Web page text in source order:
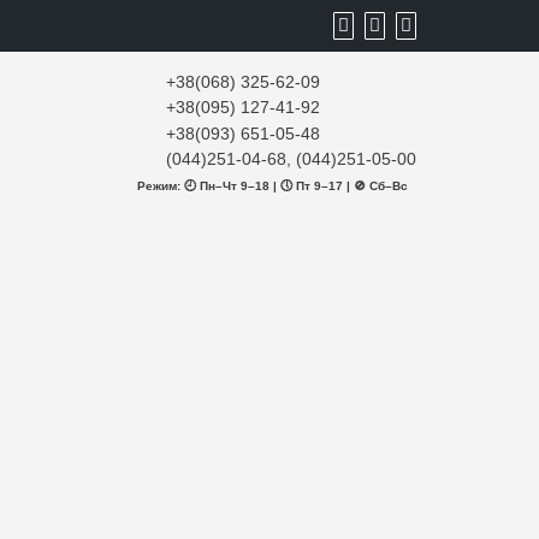
+38(068) 325-62-09
+38(095) 127-41-92
+38(093) 651-05-48
(044)251-04-68, (044)251-05-00
Режим: 🕘 Пн–Чт 9–18 | 🕔 Пт 9–17 | 🚫 Сб–Вс